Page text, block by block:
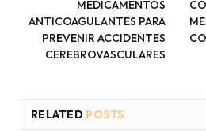
MEDICAMENTOS
ANTICOAGULANTES PARA
PREVENIR ACCIDENTES
CEREBROVASCULARES
RELATED POSTS